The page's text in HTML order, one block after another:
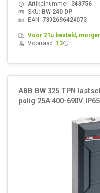
Artikelnummer: 343756
SKU: BW 240 DP
EAN: 7392696424073
Voor 21u besteld,
Voorraad: 13
ABB BW 325 TPN
polig 25A 400-690V IP65